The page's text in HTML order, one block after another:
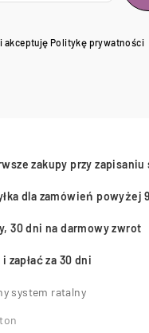
i akceptuję Politykę prywatności
zakupy przy
dla zamówień powyżej
30 dni na darmowy zwrot
zapłać za 30 dni
system ratalny